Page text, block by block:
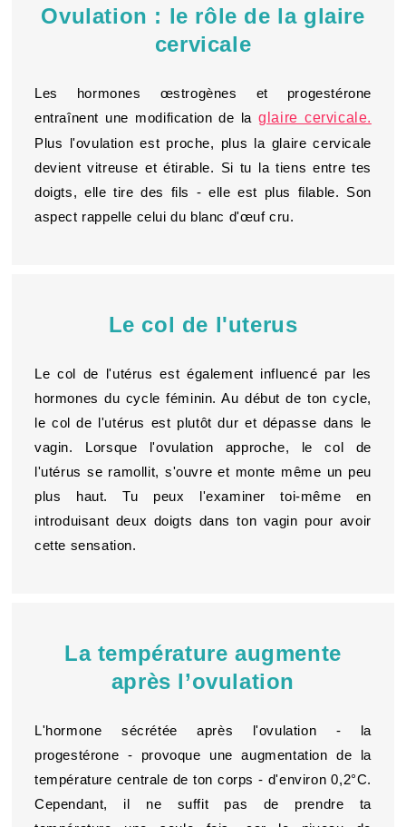
Ovulation : le rôle de la glaire
cervicale
Les hormones œstrogènes et progestérone
entraînent une modification de laglaire cervicale.
Plus l'ovulation est proche, plus la glaire cervicale
devient vitreuse et étirable. Si tu la tiens entre tes
doigts, elle tire des fils - elle est plus filable. Son
aspect rappelle celui du blanc d'œuf cru.
Le col de l'uterus
Le col de l'utérus est également influencé par les
hormones du cycle féminin. Au début de ton cycle,
le col de l'utérus est plutôt dur et dépasse dans le
vagin. Lorsque l'ovulation approche, le col de
l'utérus se ramollit, s'ouvre et monte même un peu
plus haut. Tu peux l'examiner toi-même en
introduisant deux doigts dans ton vagin pour avoir
cette sensation.
La température augmente
après l’ovulation
L'hormone sécrétée après l'ovulation - la
progestérone - provoque une augmentation de la
température centrale de ton corps - d'environ 0,2°C.
Cependant, il ne suffit pas de prendre ta